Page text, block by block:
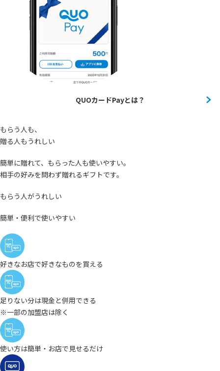
QUOカードPayとは？
もらう人も、
贈る人もうれしい
簡単に贈れて、もらった人も使いやすい。
相手の好みを問わず贈れるギフトです。
もらう人がうれしい
簡単・便利で使いやすい
好きなお店で好きなものを買える
足りない分は現金と併用できる
※一部の加盟店は除く
使い方は簡単・お店で見せるだけ